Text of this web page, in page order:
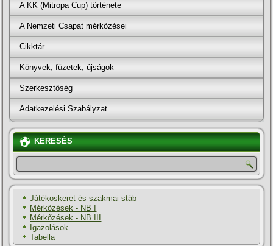
A KK (Mitropa Cup) története
A Nemzeti Csapat mérkőzései
Cikktár
Könyvek, füzetek, újságok
Szerkesztőség
Adatkezelési Szabályzat
KERESÉS
Játékoskeret és szakmai stáb
Mérkőzések - NB I
Mérkőzések - NB III
Igazolások
Tabella